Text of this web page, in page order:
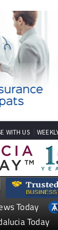
WITH US
Today
Today